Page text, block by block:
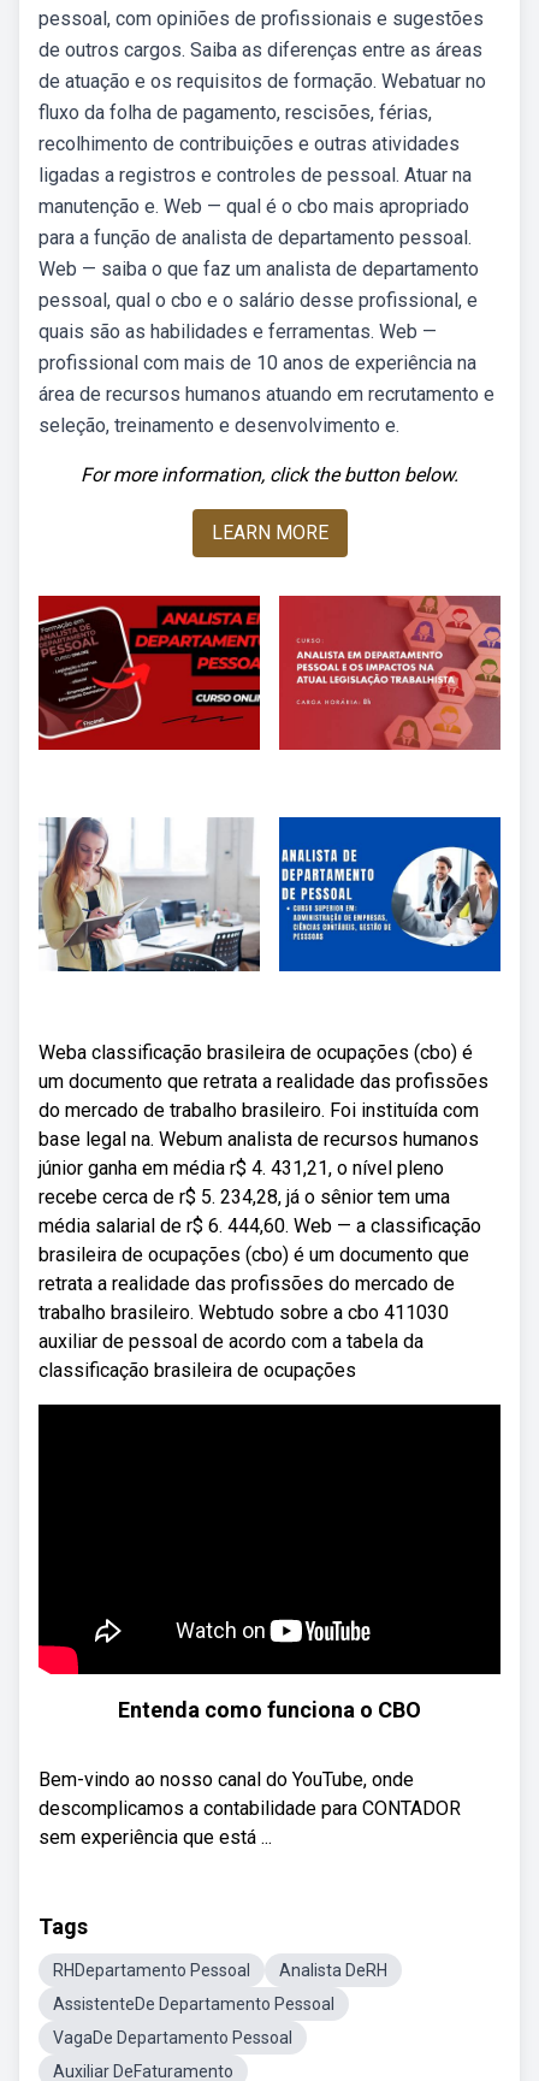
pessoal, com opiniões de profissionais e sugestões
de outros cargos. Saiba as diferenças entre as áreas
de atuação e os requisitos de formação. Webatuar no
fluxo da folha de pagamento, rescisões, férias,
recolhimento de contribuições e outras atividades
ligadas a registros e controles de pessoal. Atuar na
manutenção e. Web — qual é o cbo mais apropriado
para a função de analista de departamento pessoal.
Web — saiba o que faz um analista de departamento
pessoal, qual o cbo e o salário desse profissional, e
quais são as habilidades e ferramentas. Web —
profissional com mais de 10 anos de experiência na
área de recursos humanos atuando em recrutamento e
seleção, treinamento e desenvolvimento e.
For more information, click the button below.
LEARN MORE
Weba classificação brasileira de ocupações (cbo) é
um documento que retrata a realidade das profissões
do mercado de trabalho brasileiro. Foi instituída com
base legal na. Webum analista de recursos humanos
júnior ganha em média r$ 4. 431,21, o nível pleno
recebe cerca de r$ 5. 234,28, já o sênior tem uma
média salarial de r$ 6. 444,60. Web — a classificação
brasileira de ocupações (cbo) é um documento que
retrata a realidade das profissões do mercado de
trabalho brasileiro. Webtudo sobre a cbo 411030
auxiliar de pessoal de acordo com a tabela da
classificação brasileira de ocupações
Entenda como funciona o CBO
Bem-vindo ao nosso canal do YouTube, onde
descomplicamos a contabilidade para CONTADOR
sem experiência que está ...
Tags
RHDepartamento Pessoal
Analista DeRH
AssistenteDe Departamento Pessoal
VagaDe Departamento Pessoal
Auxiliar DeFaturamento